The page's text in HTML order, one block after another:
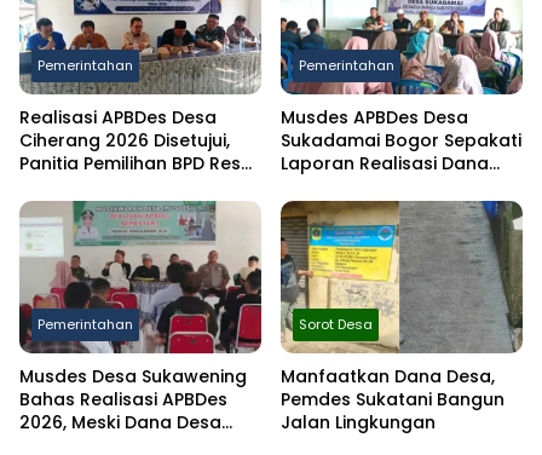
Pemerintahan
Realisasi APBDes Desa
Ciherang 2026 Disetujui,
Panitia Pemilihan BPD Resmi
Pemerintahan
Musdes APBDes Desa
Sukadamai Bogor Sepakati
Laporan Realisasi Dana
Pemerintahan
Musdes Desa Sukawening
Bahas Realisasi APBDes
2026, Meski Dana Desa
Sorot Desa
Manfaatkan Dana Desa,
Pemdes Sukatani Bangun
Jalan Lingkungan